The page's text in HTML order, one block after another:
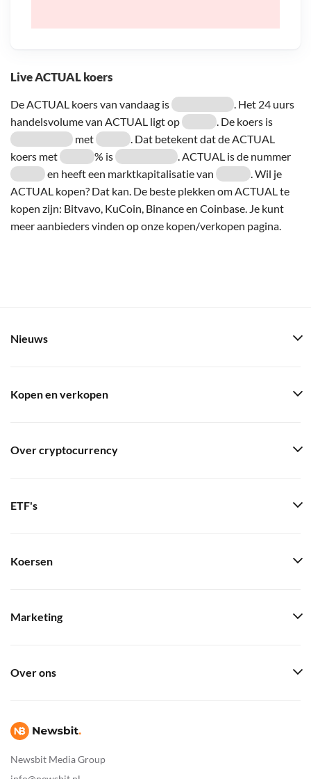
Live ACTUAL koers
De ACTUAL koers van vandaag is
. Het 24 uurs
handelsvolume van ACTUAL ligt op
. De koers is
met
. Dat betekent dat de ACTUAL
koers met
% is
. ACTUAL is de nummer
en heeft een marktkapitalisatie van
. Wil je
ACTUAL kopen? Dat kan. De beste plekken om ACTUAL te
kopen zijn: Bitvavo, KuCoin, Binance en Coinbase. Je kunt
meer aanbieders vinden op onze kopen/verkopen pagina.
Newsbit Media Group
Nieuws
Kopen en verkopen
Over cryptocurrency
ETF's
Koersen
Marketing
Over ons